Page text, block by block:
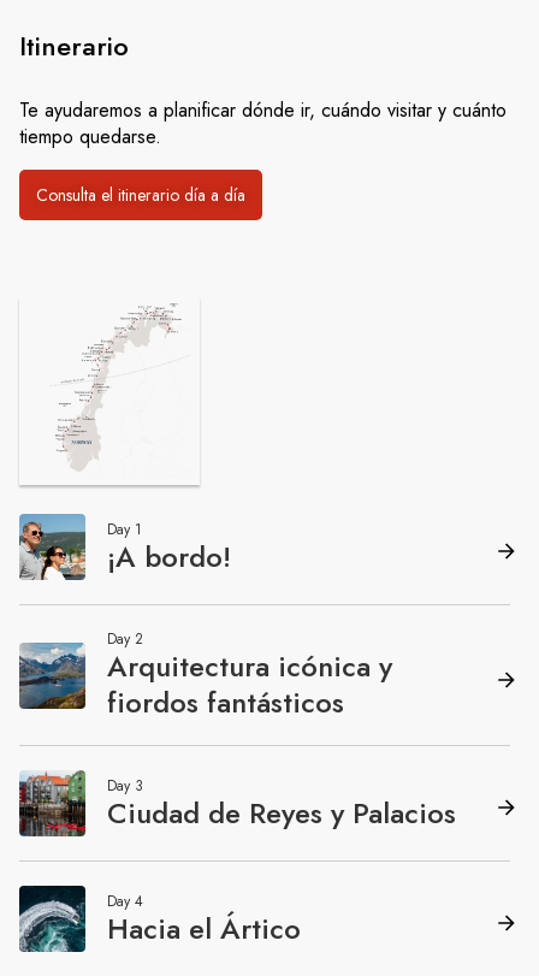
Itinerario
Te ayudaremos a planificar dónde ir, cuándo visitar y cuánto
tiempo quedarse.
Consulta el itinerario día a día